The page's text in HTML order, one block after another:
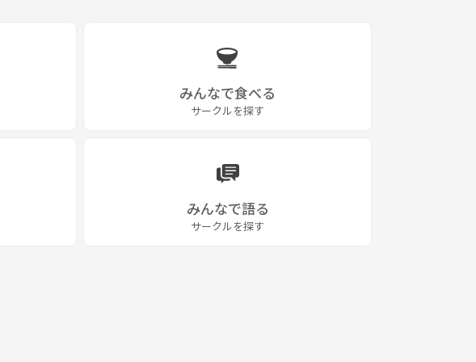
みんなで食べる
サークルを探す
みんなで語る
サークルを探す